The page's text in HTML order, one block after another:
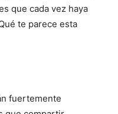
que cada vez haya
te parece esta
fuertemente